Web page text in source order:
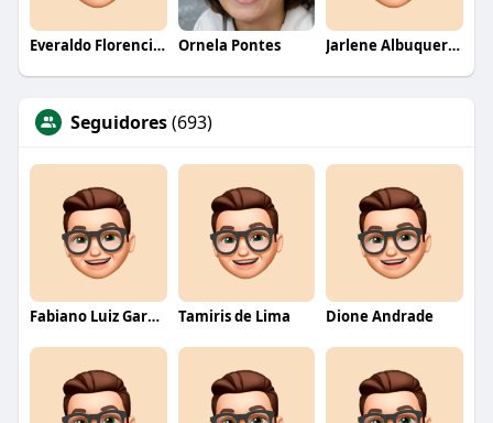
Everaldo Florencio De Melo Ornela Pontes Jarlene Albuquerque
Seguidores(693)
Fabiano Luiz Garcia Tamiris de Lima Dione Andrade